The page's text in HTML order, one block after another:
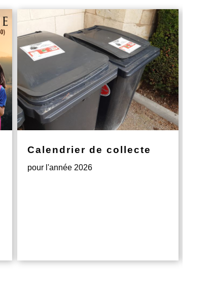
Calendrier de collecte
pour l'année 2026